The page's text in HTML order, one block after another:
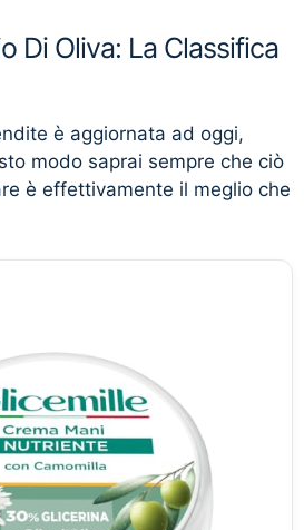
Di Oliva: La Classifica
è aggiornata ad oggi,
modo saprai sempre che ciò
è effettivamente il meglio che